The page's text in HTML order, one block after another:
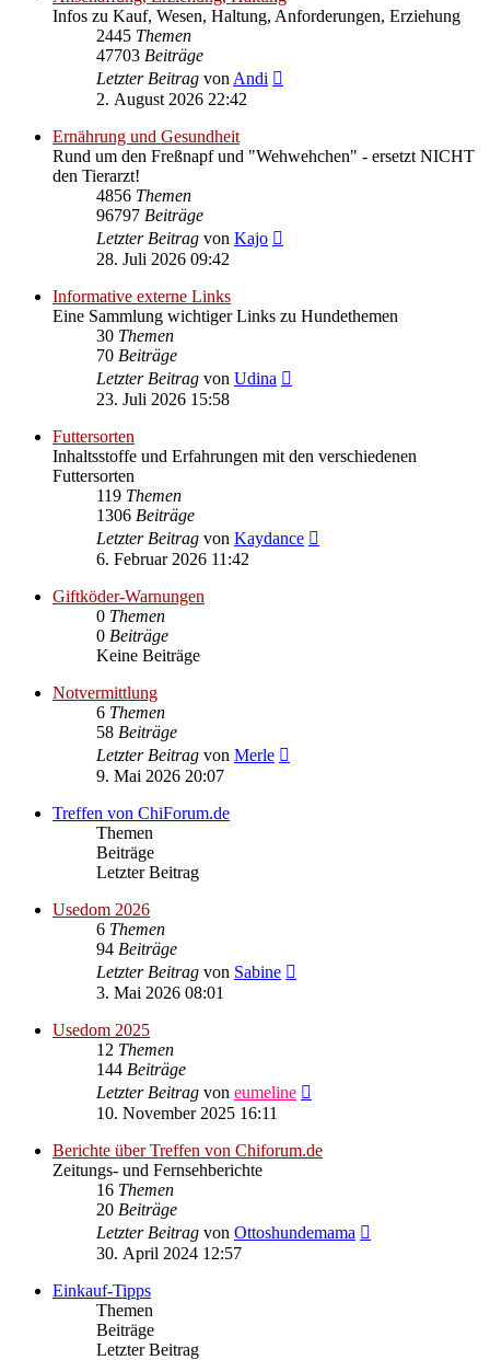
Infos zu Kauf, Wesen, Haltung, Anforderungen, Erziehung
2445 Themen
47703 Beiträge
Letzter Beitrag von Andi
2. August 2026 22:42
Ernährung und Gesundheit
Rund um den Freßnapf und "Wehwehchen" - ersetzt NICHT
den Tierarzt!
4856 Themen
96797 Beiträge
Letzter Beitrag von Kajo
28. Juli 2026 09:42
Informative externe Links
Eine Sammlung wichtiger Links zu Hundethemen
30 Themen
70 Beiträge
Letzter Beitrag von Udina
23. Juli 2026 15:58
Futtersorten
Inhaltsstoffe und Erfahrungen mit den verschiedenen
Futtersorten
119 Themen
1306 Beiträge
Letzter Beitrag von Kaydance
6. Februar 2026 11:42
Giftköder-Warnungen
0 Themen
0 Beiträge
Keine Beiträge
Notvermittlung
6 Themen
58 Beiträge
Letzter Beitrag von Merle
9. Mai 2026 20:07
Treffen von ChiForum.de
Themen
Beiträge
Letzter Beitrag
Usedom 2026
6 Themen
94 Beiträge
Letzter Beitrag von Sabine
3. Mai 2026 08:01
Usedom 2025
12 Themen
144 Beiträge
Letzter Beitrag von eumeline
10. November 2025 16:11
Berichte über Treffen von Chiforum.de
Zeitungs- und Fernsehberichte
16 Themen
20 Beiträge
Letzter Beitrag von Ottoshundemama
30. April 2024 12:57
Einkauf-Tipps
Themen
Beiträge
Letzter Beitrag